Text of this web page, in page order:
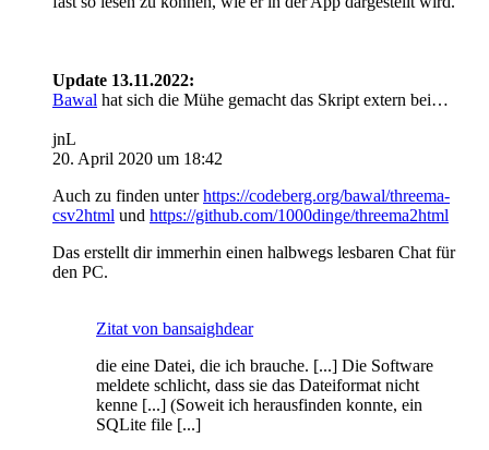
Update 13.11.2022:
Bawal hat sich die Mühe gemacht das Skript extern bei…
jnL
20. April 2020 um 18:42
Auch zu finden unterhttps://codeberg.org/bawal/threema-
csv2html und https://github.com/1000dinge/threema2html
Das erstellt dir immerhin einen halbwegs lesbaren Chat für
den PC.
Zitat von bansaighdear
die eine Datei, die ich brauche. [...] Die Software
meldete schlicht, dass sie das Dateiformat nicht
kenne [...] (Soweit ich herausfinden konnte, ein
SQLite file [...]